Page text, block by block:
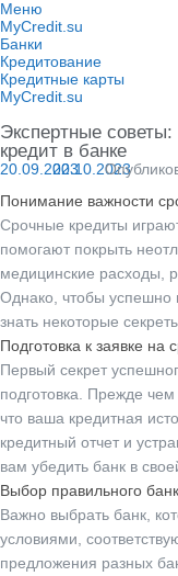
Перейти
к
содержимому
Меню
MyCredit.su
Банки
Кредитование
Кредитные карты
MyCredit.su
Экспертные
кредит в банке
20.09.202320.10.2023
Понимание важности
Срочные кредиты
помогают покрыть
медицинские расходы,
Однако, чтобы успешно
знать некоторые
Подготовка к заявке на
Первый секрет
подготовка. Прежде чем
что ваша кредитная
кредитный отчет и
вам убедить банк в
Выбор правильного
Важно выбрать банк,
условиями,
предложения разных